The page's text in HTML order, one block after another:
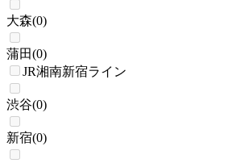
大森(0)
蒲田(0)
JR湘南新宿ライン
渋谷(0)
新宿(0)